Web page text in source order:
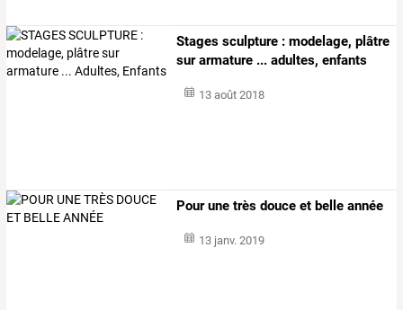
Stages sculpture : modelage, plâtre
sur armature ... adultes, enfants
13 août 2018
Pour une très douce et belle année
13 janv. 2019